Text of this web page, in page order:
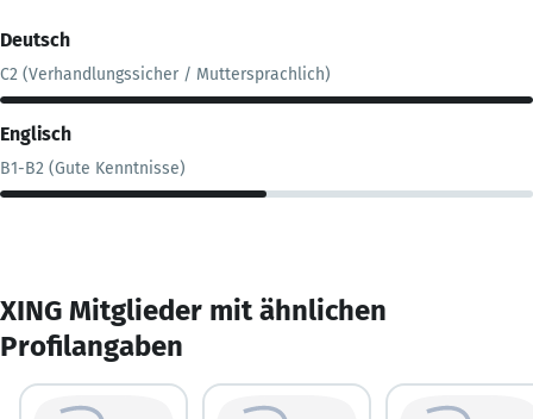
Deutsch
C2 (Verhandlungssicher / Muttersprachlich)
Englisch
B1-B2 (Gute Kenntnisse)
XING Mitglieder mit ähnlichen
Profilangaben